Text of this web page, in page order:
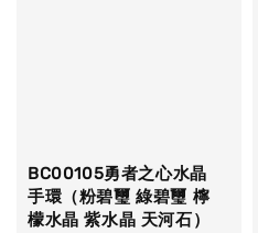
BC00105勇者之心水晶
手環（粉碧璽 綠碧璽 檸
檬水晶 紫水晶 天河石）